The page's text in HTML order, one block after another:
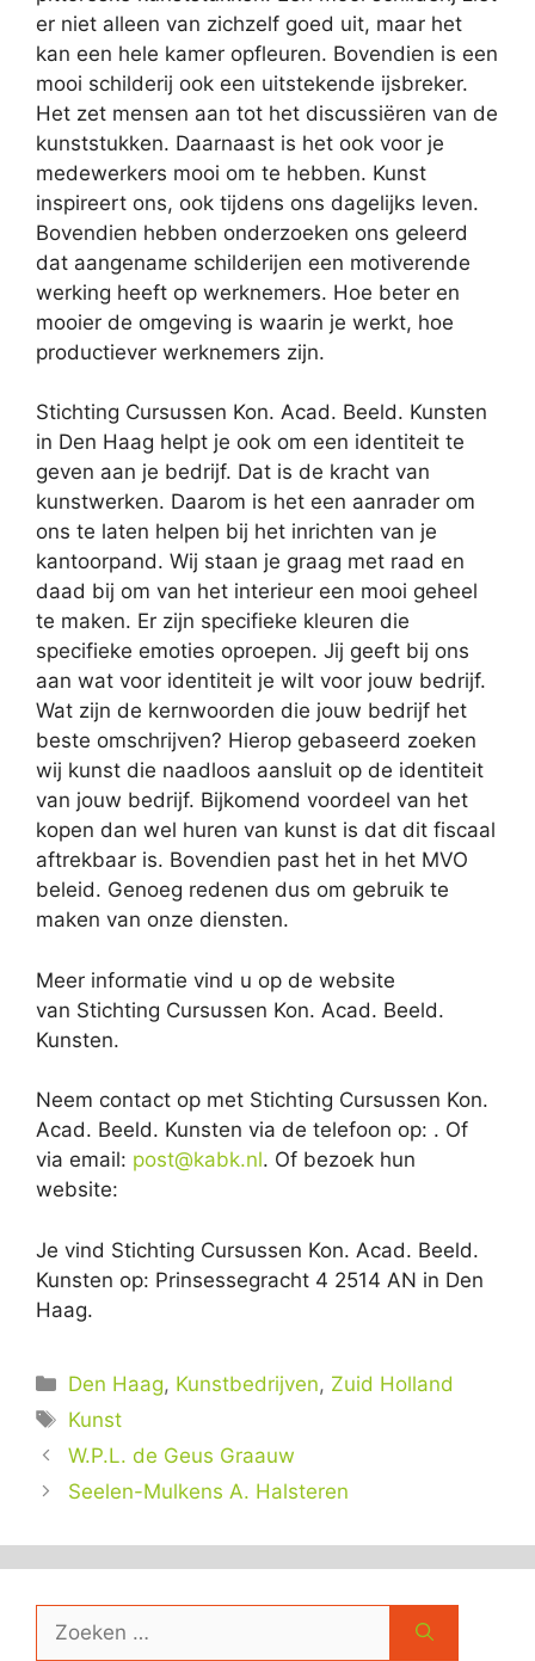
er niet alleen van zichzelf goed uit, maar het
kan een hele kamer opfleuren. Bovendien is een
mooi schilderij ook een uitstekende ijsbreker.
Het zet mensen aan tot het discussiëren van de
kunststukken. Daarnaast is het ook voor je
medewerkers mooi om te hebben. Kunst
inspireert ons, ook tijdens ons dagelijks leven.
Bovendien hebben onderzoeken ons geleerd
dat aangename schilderijen een motiverende
werking heeft op werknemers. Hoe beter en
mooier de omgeving is waarin je werkt, hoe
productiever werknemers zijn.
Stichting Cursussen Kon. Acad. Beeld. Kunsten
in Den Haag helpt je ook om een identiteit te
geven aan je bedrijf. Dat is de kracht van
kunstwerken. Daarom is het een aanrader om
ons te laten helpen bij het inrichten van je
kantoorpand. Wij staan je graag met raad en
daad bij om van het interieur een mooi geheel
te maken. Er zijn specifieke kleuren die
specifieke emoties oproepen. Jij geeft bij ons
aan wat voor identiteit je wilt voor jouw bedrijf.
Wat zijn de kernwoorden die jouw bedrijf het
beste omschrijven? Hierop gebaseerd zoeken
wij kunst die naadloos aansluit op de identiteit
van jouw bedrijf. Bijkomend voordeel van het
kopen dan wel huren van kunst is dat dit fiscaal
aftrekbaar is. Bovendien past het in het MVO
beleid. Genoeg redenen dus om gebruik te
maken van onze diensten.
Meer informatie vind u op de website
van Stichting Cursussen Kon. Acad. Beeld.
Kunsten.
Neem contact op met Stichting Cursussen Kon.
Acad. Beeld. Kunsten via de telefoon op: . Of
via email: post@kabk.nl. Of bezoek hun
website:
Je vind Stichting Cursussen Kon. Acad. Beeld.
Kunsten op: Prinsessegracht 4 2514 AN in Den
Haag.
Categorieën
Den Haag, Kunstbedrijven, Zuid Holland
Tags
Kunst
W.P.L. de Geus Graauw
Seelen-Mulkens A. Halsteren
naar: